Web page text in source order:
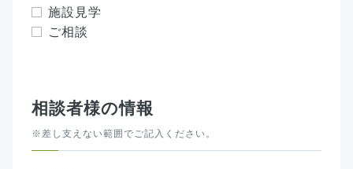
施設見学
ご相談
相談者様の情報
※差し支えない範囲でご記入ください。